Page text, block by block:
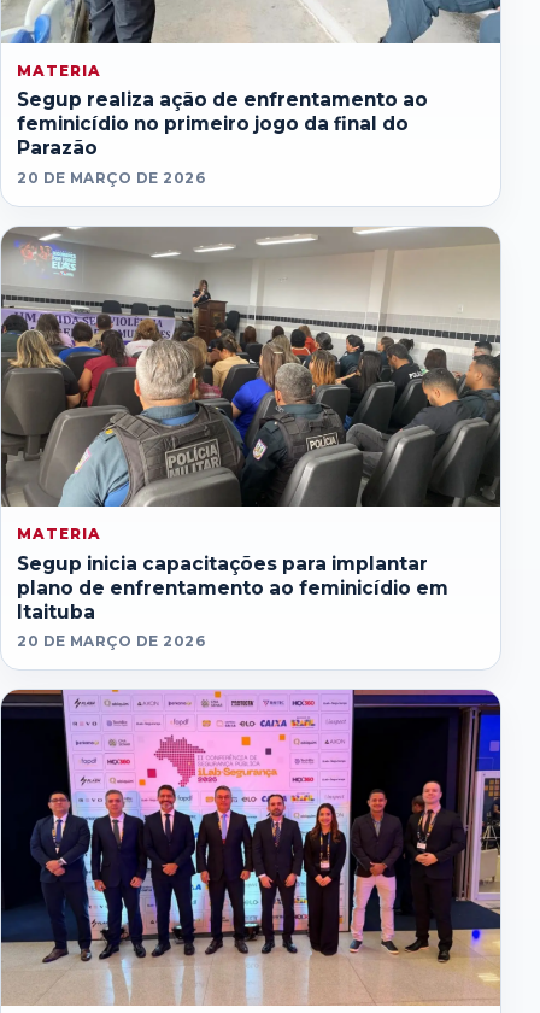
MATERIA
Segup realiza ação de enfrentamento ao
feminicídio no primeiro jogo da final do
Parazão
20 DE MARÇO DE 2026
MATERIA
Segup inicia capacitações para implantar
plano de enfrentamento ao feminicídio em
Itaituba
20 DE MARÇO DE 2026